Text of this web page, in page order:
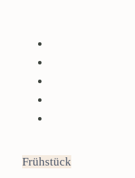
Frühstück